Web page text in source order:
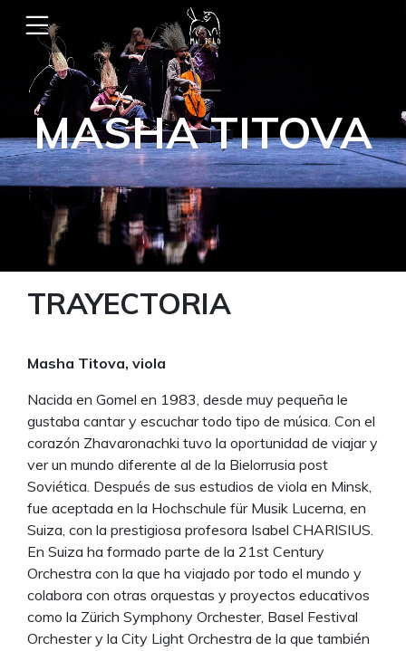
MASHA TITOVA
TRAYECTORIA
Masha Titova, viola
Nacida en Gomel en 1983, desde muy pequeña le
gustaba cantar y escuchar todo tipo de música. Con el
corazón Zhavaronachki tuvo la oportunidad de viajar y
ver un mundo diferente al de la Bielorrusia post
Soviética. Después de sus estudios de viola en Minsk,
fue aceptada en la Hochschule für Musik Lucerna, en
Suiza, con la prestigiosa profesora Isabel CHARISIUS.
En Suiza ha formado parte de la 21st Century
Orchestra con la que ha viajado por todo el mundo y
colabora con otras orquestas y proyectos educativos
como la Zürich Symphony Orchester, Basel Festival
Orchester y la City Light Orchestra de la que también